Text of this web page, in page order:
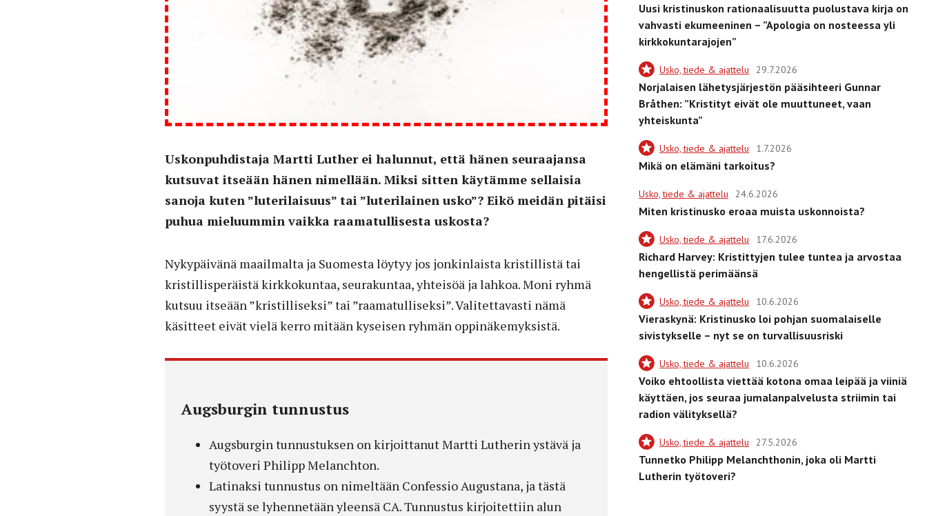
Uskonpuhdistaja Martti Luther ei halunnut, että hänen seuraajansa
kutsuvat itseään hänen nimellään. Miksi sitten käytämme sellaisia
sanoja kuten ”luterilaisuus” tai ”luterilainen usko”? Eikö meidän pitäisi
puhua mieluummin vaikka raamatullisesta uskosta?
Nykypäivänä maailmalta ja Suomesta löytyy jos jonkinlaista kristillistä tai
kristillisperäistä kirkkokuntaa, seurakuntaa, yhteisöä ja lahkoa. Moni ryhmä
kutsuu itseään ”kristilliseksi” tai ”raamatulliseksi”. Valitettavasti nämä
käsitteet eivät vielä kerro mitään kyseisen ryhmän oppinäkemyksistä.
Augsburgin tunnustus
Augsburgin tunnustuksen on kirjoittanut Martti Lutherin ystävä ja
työtoveri Philipp Melanchton.
Latinaksi tunnustus on nimeltään Confessio Augustana, ja tästä
syystä se lyhennetään yleensä CA. Tunnustus kirjoitettiin alun
Uusi kristinuskon rationaalisuutta puolustava kirja on
vahvasti ekumeeninen – ”Apologia on nosteessa yli
kirkkokuntarajojen”
Usko, tiede & ajattelu 29.7.2026
Norjalaisen lähetysjärjestön pääsihteeri Gunnar
Bråthen: ”Kristityt eivät ole muuttuneet, vaan
yhteiskunta”
Usko, tiede & ajattelu 1.7.2026
Mikä on elämäni tarkoitus?
Usko, tiede & ajattelu 24.6.2026
Miten kristinusko eroaa muista uskonnoista?
Usko, tiede & ajattelu 17.6.2026
Richard Harvey: Kristittyjen tulee tuntea ja arvostaa
hengellistä perimäänsä
Usko, tiede & ajattelu 10.6.2026
Vieraskynä: Kristinusko loi pohjan suomalaiselle
sivistykselle – nyt se on turvallisuusriski
Usko, tiede & ajattelu 10.6.2026
Voiko ehtoollista viettää kotona omaa leipää ja viiniä
käyttäen, jos seuraa jumalanpalvelusta striimin tai
radion välityksellä?
Usko, tiede & ajattelu 27.5.2026
Tunnetko Philipp Melanchthonin, joka oli Martti
Lutherin työtoveri?